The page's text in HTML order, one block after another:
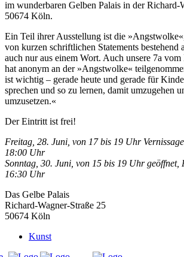
im wunderbaren Gelben Palais in der Richard-
50674 Köln.
Ein Teil ihrer Ausstellung ist die
von kurzen schriftlichen Statements bestehend
auch nur aus einem Wort. Auch unsere 7a
hat anonym an der »Angstwolke«
ist wichtig – gerade heute und gerade für
sprechen und so zu lernen, damit umzugehen
umzusetzen.«
Der Eintritt ist frei!
Freitag, 28. Juni, von 17 bis 19 Uhr
18:00 Uhr
Sonntag, 30. Juni, von 15 bis 19 Uhr geöffnet,
16:30 Uhr
Das Gelbe Palais
Richard-Wagner-Straße 25
50674 Köln
Kunst